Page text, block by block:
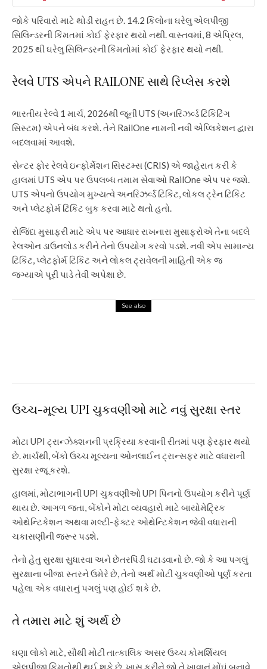
જોકે પરિવારો માટે થોડી રાહત છે. 14.2 કિલોના ઘરેલુ એલપીજી
સિલિન્ડરની કિંમતમાં કોઈ ફેરફાર થયો નથી. વાસ્તવમાં, 8 એપ્રિલ,
2025 થી ઘરેલુ સિલિન્ડરની કિંમતોમાં કોઈ ફેરફાર થયો નથી.
રેલવે UTS એપને RAILONE સાથે રિપ્લેસ કરશે
ભારતીય રેલ્વે 1 માર્ચ, 2026થી જૂની UTS (અનરિઝર્વ્ડ ટિકિટિંગ
સિસ્ટમ) એપને બંધ કરશે. તેને RailOne નામની નવી એપ્લિકેશન દ્વારા
બદલવામાં આવશે.
સેન્ટર ફોર રેલવે ઇન્ફોર્મેશન સિસ્ટમ્સ (CRIS) એ જાહેરાત કરી કે
હાલમાં UTS એપ પર ઉપલબ્ધ તમામ સેવાઓ RailOne એપ પર જશે.
UTS એપનો ઉપયોગ મુખ્યત્વે અનરિઝર્વ્ડ ટિકિટ, લોકલ ટ્રેન ટિકિટ
અને પ્લેટફોર્મ ટિકિટ બુક કરવા માટે થતો હતો.
રોજિંદા મુસાફરી માટે એપ પર આધાર રાખનારા મુસાફરોએ તેના બદલે
રેલઓન ડાઉનલોડ કરીને તેનો ઉપયોગ કરવો પડશે. નવી એપ સામાન્ય
ટિકિટ, પ્લેટફોર્મ ટિકિટ અને લોકલ ટ્રાવેલની માહિતી એક જ
જગ્યાએ પૂરી પાડે તેવી અપેક્ષા છે.
See also
ઉચ્ચ-મૂલ્ય UPI ચુકવણીઓ માટે નવું સુરક્ષા સ્તર
મોટા UPI ટ્રાન્ઝેક્શનની પ્રક્રિયા કરવાની રીતમાં પણ ફેરફાર થયો
છે. માર્ચથી, બેંકો ઉચ્ચ મૂલ્યના ઓનલાઈન ટ્રાન્સફર માટે વધારાની
સુરક્ષા રજૂ કરશે.
હાલમાં, મોટાભાગની UPI ચુકવણીઓ UPI પિનનો ઉપયોગ કરીને પૂર્ણ
થાય છે. આગળ જતા, બેંકોને મોટા વ્યવહારો માટે બાયોમેટ્રિક
ઓથેન્ટિકેશન અથવા મલ્ટી-ફેક્ટર ઓથેન્ટિકેશન જેવી વધારાની
ચકાસણીની જરૂર પડશે.
તેનો હેતુ સુરક્ષા સુધારવા અને છેતરપિંડી ઘટાડવાનો છે. જો કે આ પગલું
સુરક્ષાના બીજા સ્તરને ઉમેરે છે, તેનો અર્થ મોટી ચુકવણીઓ પૂર્ણ કરતા
પહેલા એક વધારાનું પગલું પણ હોઈ શકે છે.
તે તમારા માટે શું અર્થ છે
ઘણા લોકો માટે, સૌથી મોટી તાત્કાલિક અસર ઉચ્ચ કોમર્શિયલ
એલપીજી કિંમતોથી થઈ શકે છે, ખાસ કરીને જો તે ખાવાનું મોંઘું બનાવે